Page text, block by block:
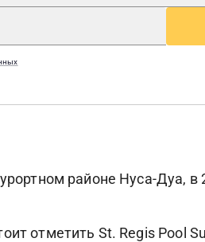
районе Нуса-Дуа,
отметить St. Regis Pool